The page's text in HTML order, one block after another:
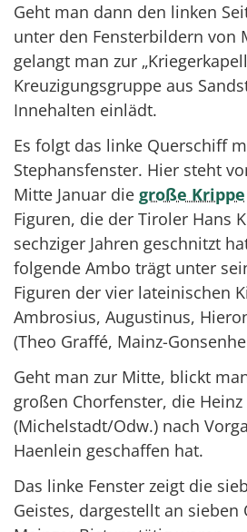
Geht man dann den linken
unter den Fensterbildern von
gelangt man zur
Kreuzigungsgruppe aus
Innehalten einlädt.
Es folgt das linke Querschiff
Stephansfenster. Hier steht
Mitte Januar die große Krippe
Figuren, die der Tiroler Hans
sechziger Jahren geschnitzt
folgende Ambo trägt unter
Figuren der vier lateinischen
Ambrosius, Augustinus,
(Theo Graffé, Mainz-
Geht man zur Mitte, blickt
großen Chorfenster, die
(Michelstadt/Odw.) nach
Haenlein geschaffen hat.
Das linke Fenster zeigt die
Geistes, dargestellt an sieben